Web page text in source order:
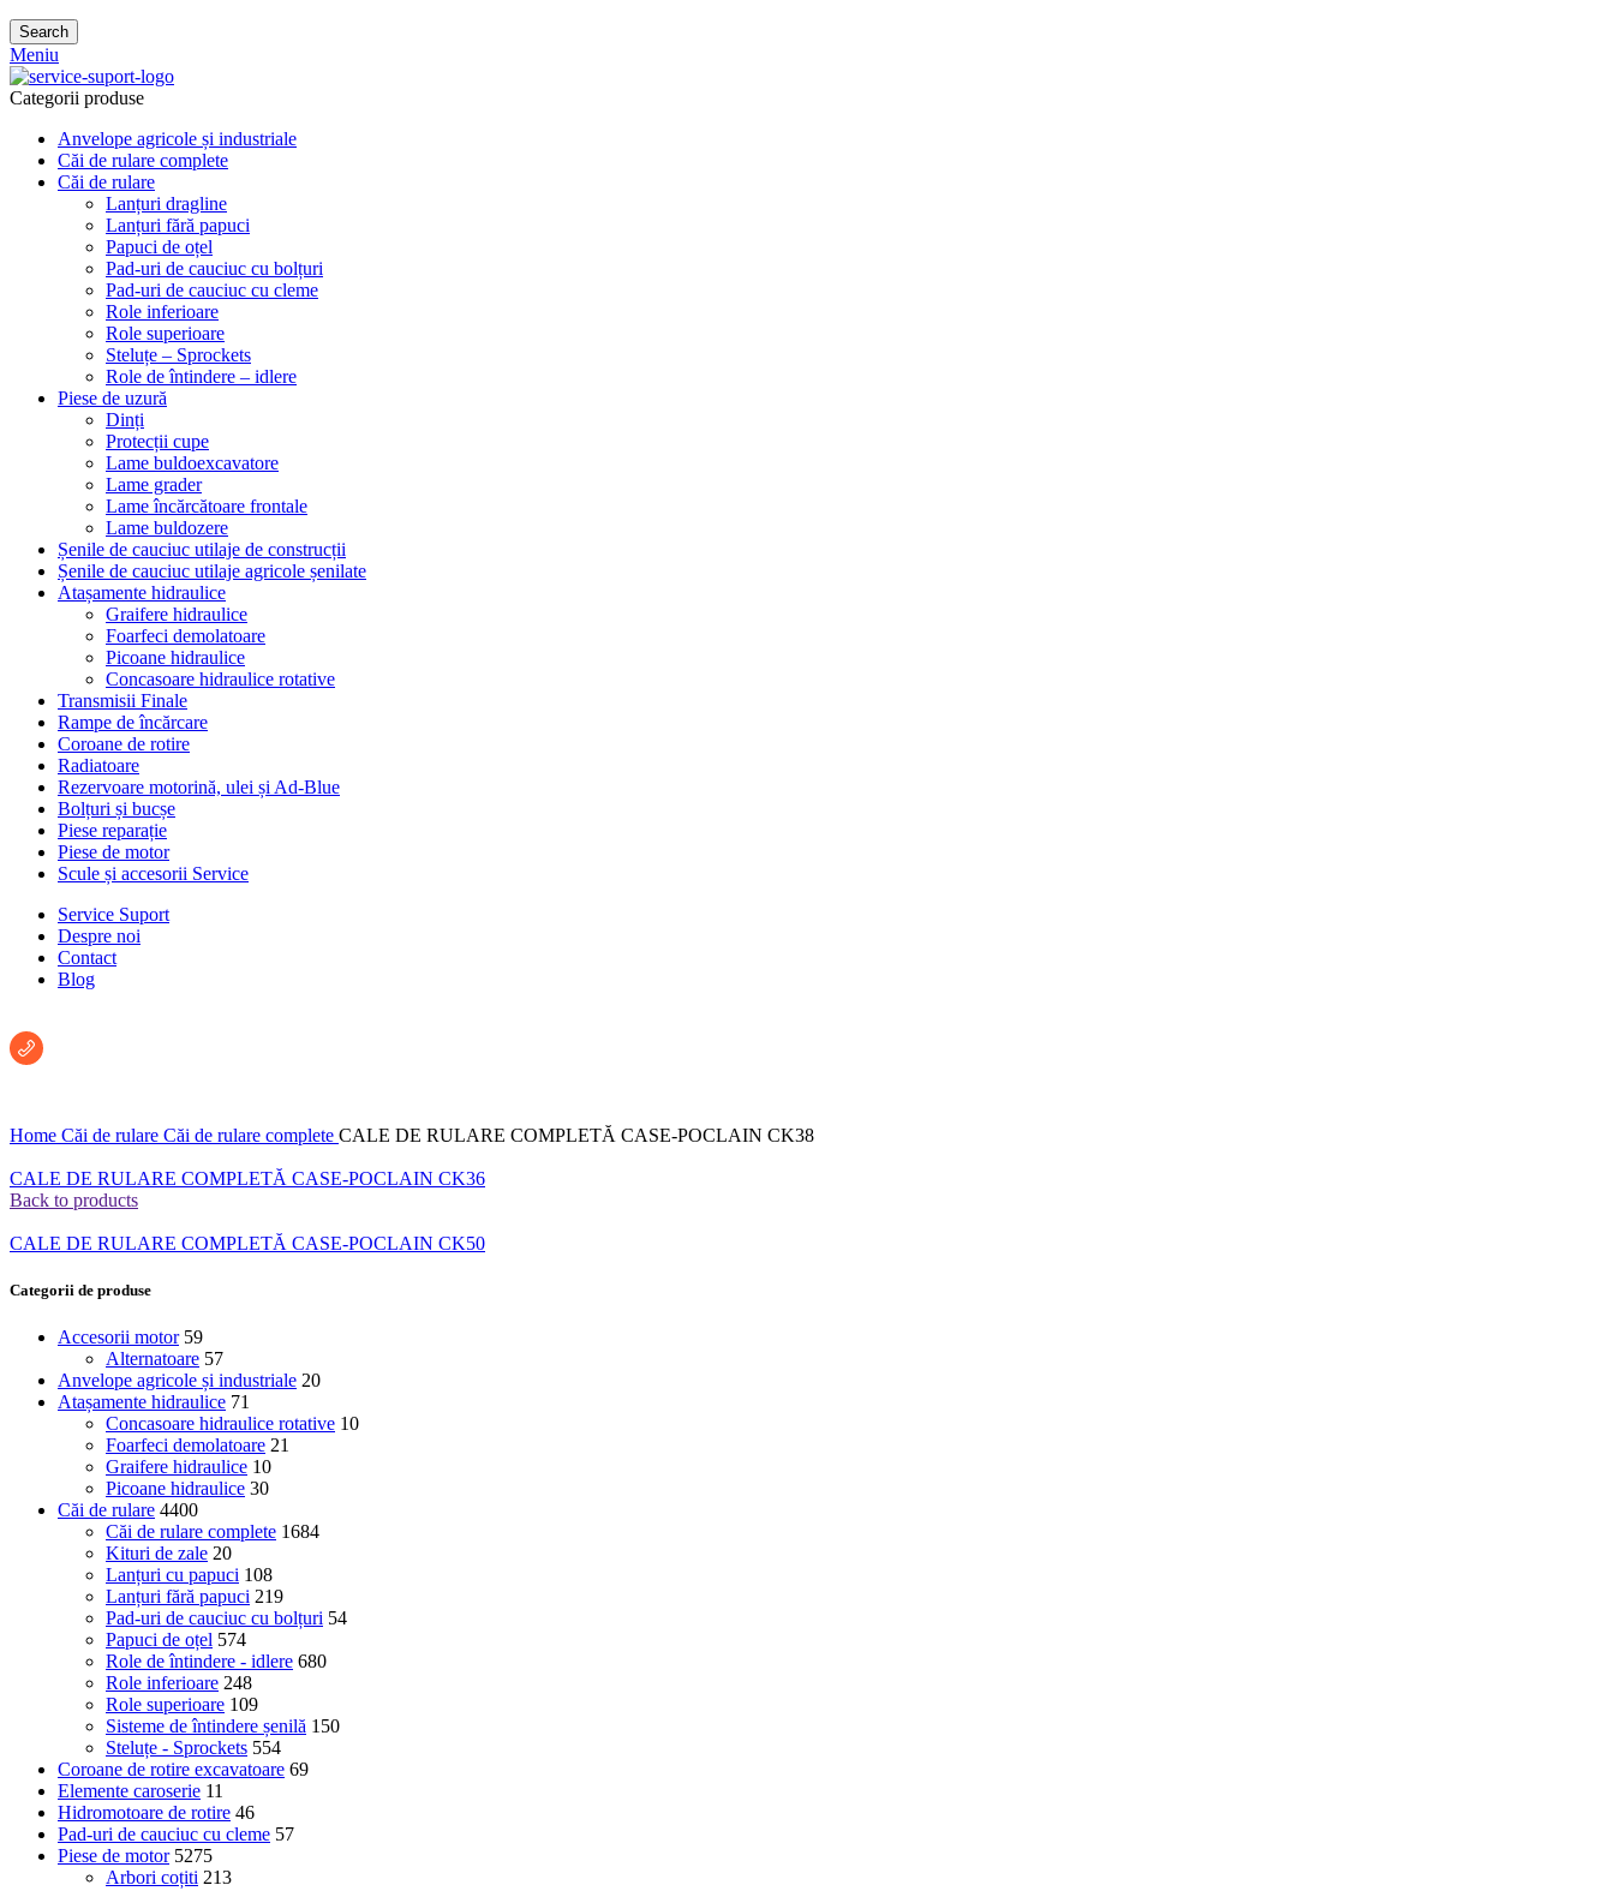
Search
Meniu
Categorii produse
Anvelope agricole și industriale
Căi de rulare complete
Căi de rulare
Lanțuri dragline
Lanțuri fără papuci
Papuci de oțel
Pad-uri de cauciuc cu bolțuri
Pad-uri de cauciuc cu cleme
Role inferioare
Role superioare
Steluțe – Sprockets
Role de întindere – idlere
Piese de uzură
Dinți
Protecții cupe
Lame buldoexcavatore
Lame grader
Lame încărcătoare frontale
Lame buldozere
Șenile de cauciuc utilaje de construcții
Șenile de cauciuc utilaje agricole șenilate
Atașamente hidraulice
Graifere hidraulice
Foarfeci demolatoare
Picoane hidraulice
Concasoare hidraulice rotative
Transmisii Finale
Rampe de încărcare
Coroane de rotire
Radiatoare
Rezervoare motorină, ulei și Ad-Blue
Bolțuri și bucșe
Piese reparație
Piese de motor
Scule și accesorii Service
Service Suport
Despre noi
Contact
Blog
Home Căi de rulare Căi de rulare complete CALE DE RULARE COMPLETĂ CASE-POCLAIN CK38
CALE DE RULARE COMPLETĂ CASE-POCLAIN CK36
Back to products
CALE DE RULARE COMPLETĂ CASE-POCLAIN CK50
Categorii de produse
Accesorii motor 59
Alternatoare 57
Anvelope agricole și industriale 20
Atașamente hidraulice 71
Concasoare hidraulice rotative 10
Foarfeci demolatoare 21
Graifere hidraulice 10
Picoane hidraulice 30
Căi de rulare 4400
Căi de rulare complete 1684
Kituri de zale 20
Lanțuri cu papuci 108
Lanțuri fără papuci 219
Pad-uri de cauciuc cu bolțuri 54
Papuci de oțel 574
Role de întindere - idlere 680
Role inferioare 248
Role superioare 109
Sisteme de întindere șenilă 150
Steluțe - Sprockets 554
Coroane de rotire excavatoare 69
Elemente caroserie 11
Hidromotoare de rotire 46
Pad-uri de cauciuc cu cleme 57
Piese de motor 5275
Arbori coțiti 213